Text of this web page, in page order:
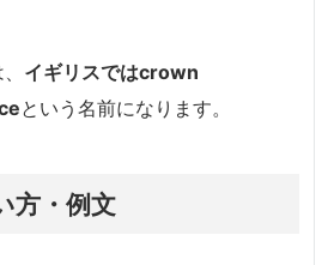
イギリスではcrown
という名前になります。
・例文